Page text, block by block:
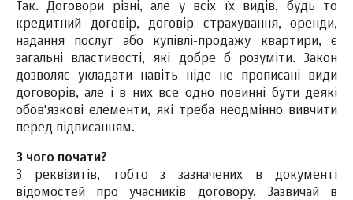
Так. Договори різні, але у всіх їх видів, будь то
кредитний договір, договір страхування, оренди,
надання послуг або купівлі-продажу квартири, є
загальні властивості, які добре б розуміти. Закон
дозволяє укладати навіть ніде не прописані види
договорів, але і в них все одно повинні бути деякі
обов'язкові елементи, які треба неодмінно вивчити
перед підписанням.
З чого почати?
З реквізитів, тобто з зазначених в документі
відомостей про учасників договору. Зазвичай в